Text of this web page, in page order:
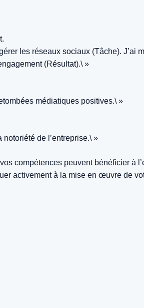
les réseaux sociaux (Tâche). J’ai
(Résultat).\ »
médiatiques positives.\ »
de l’entreprise.\ »
compétences peuvent bénéficier à
activement à la mise en œuvre de